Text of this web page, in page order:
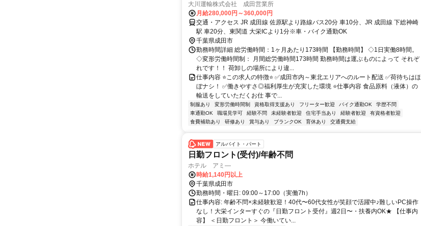
大川運輸株式会社 成田営業所
月給280,000円～360,000円
交通・アクセス JR 成田線 佐原駅より路線バス20分 車10分、JR 成田線 下総神崎
駅 車20分、東関道 大栄ICより1分※車・バイク通勤OK
千葉県成田市
勤務時間詳細 総労働時間：1ヶ月あたり173時間 【勤務時間】 ◇1日実働8時間。
◇変形労働時間制： 月間総労働時間173時間 勤務時間は運ぶものによって それぞ
れです！！ 荷卸しの場所により違...
仕事内容 ⭐️この求人の特徴⭐️ ✅️成田市内～東北エリアへのルート配送 ✅️荷待ちはほ
ぼナシ！ ✅️働きやすさ◎福利厚生が充実した環境 ⭐️仕事内容 食品原料（液体）の
輸送をしていただくお仕 事で...
制服あり 変形労働時間制 資格取得支援あり フリーター歓迎 バイク通勤OK
学歴不問
車通勤OK
職場見学可 経験不問 未経験者歓迎 住宅手当あり 経験者歓迎
有資格者歓迎
食費補助あり
研修あり 賞与あり ブランクOK 育休あり 交通費支給
アルバイト・パート
日勤フロント(受付)/年齢不問
ホテル アミ―
時給1,140円以上
千葉県成田市
勤務時間・曜日: 09:00～17:00（実働7h）
仕事内容: 年齢不問×未経験歓迎！40代〜60代女性が笑顔で活躍中♪難しいPC操作
なし！大栄インターすぐの『日勤フロント受付』週2日〜・扶養内OK★ 【仕事内
容】 ＜日勤フロント＞ 今働いてい...